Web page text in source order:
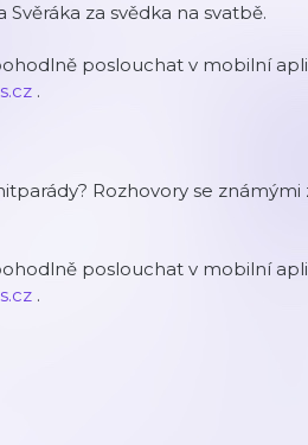
za svědka na svatbě.
poslouchat v mobilní
.
Rozhovory se známými
poslouchat v mobilní
.